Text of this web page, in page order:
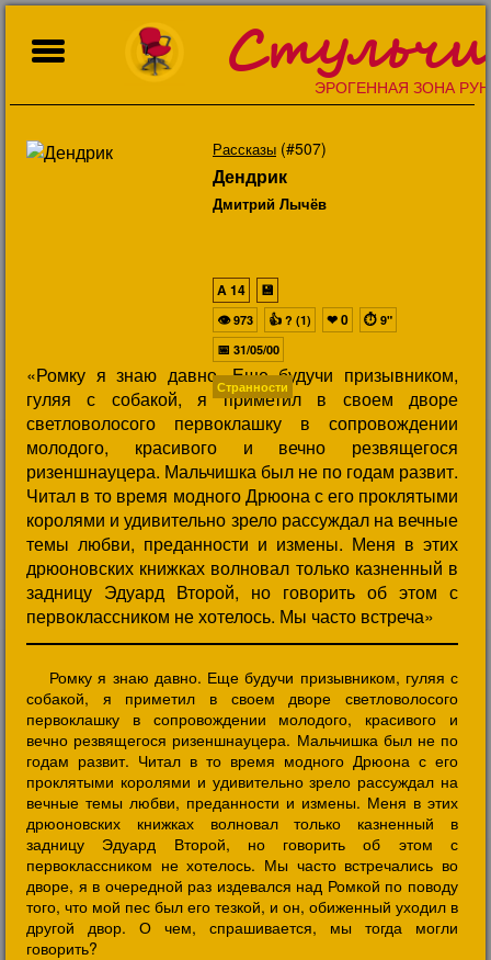
ЭРОГЕННАЯ ЗОНА
Рассказы (#507)
Дендрик
Дмитрий Лычёв
«Ромку я знаю давно. Еще будучи призывником,
гуляя с собакой, я приметил в своем дворе
светловолосого первоклашку в сопровождении
молодого, красивого и вечно резвящегося
ризеншнауцера. Мальчишка был не по годам развит.
Читал в то время модного Дрюона с его проклятыми
королями и удивительно зрело рассуждал на вечные
темы любви, преданности и измены. Меня в этих
дрюоновских книжках волновал только казненный в
задницу Эдуард Второй, но говорить об этом с
первоклассником не хотелось. Мы часто встреча»
A14
💾
👁973 👍 ? (1) ❤0 ⏱ 9"
📅 31/05/00
Странности
Ромку я знаю давно. Еще будучи призывником, гуляя с
собакой, я приметил в своем дворе светловолосого
первоклашку в сопровождении молодого, красивого и
вечно резвящегося ризеншнауцера. Мальчишка был не по
годам развит. Читал в то время модного Дрюона с его
проклятыми королями и удивительно зрело рассуждал на
вечные темы любви, преданности и измены. Меня в этих
дрюоновских книжках волновал только казненный в
задницу Эдуард Второй, но говорить об этом с
первоклассником не хотелось. Мы часто встречались во
дворе, я в очередной раз издевался над Ромкой по поводу
того, что мой пес был его тезкой, и он, обиженный уходил в
другой двор. О чем, спрашивается, мы тогда могли
говорить?